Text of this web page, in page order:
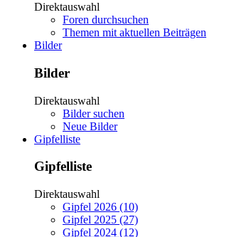
Direktauswahl
Foren durchsuchen
Themen mit aktuellen Beiträgen
Bilder
Bilder
Direktauswahl
Bilder suchen
Neue Bilder
Gipfelliste
Gipfelliste
Direktauswahl
Gipfel 2026 (10)
Gipfel 2025 (27)
Gipfel 2024 (12)